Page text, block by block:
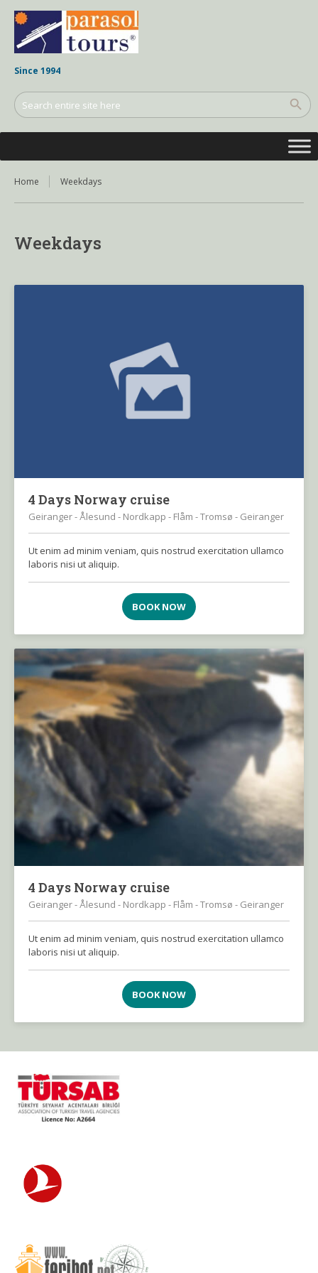
Since 1994
Home Weekdays
Weekdays
4 Days Norway cruise
Geiranger - Ålesund - Nordkapp - Flåm - Tromsø - Geiranger
Ut enim ad minim veniam, quis nostrud exercitation ullamco
laboris nisi ut aliquip.
BOOK NOW
4 Days Norway cruise
Geiranger - Ålesund - Nordkapp - Flåm - Tromsø - Geiranger
Ut enim ad minim veniam, quis nostrud exercitation ullamco
laboris nisi ut aliquip.
BOOK NOW